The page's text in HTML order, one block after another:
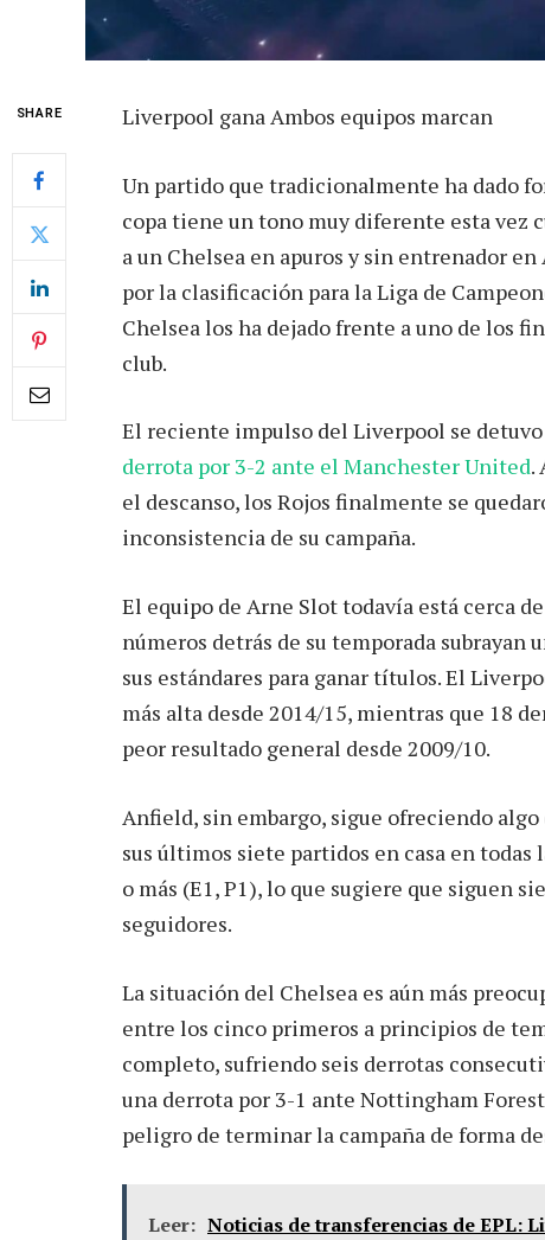
SHARE Liverpool gana Ambos equipos marcan
Un partido que tradicionalmente ha dado
copa tiene un tono muy diferente esta vez
a un Chelsea en apuros y sin entrenador
por la clasificación para la Liga de
Chelsea los ha dejado frente a uno de los
club.
El reciente impulso del Liverpool se
derrota por 3-2 ante el Manchester United.
el descanso, los Rojos finalmente se
inconsistencia de su campaña.
El equipo de Arne Slot todavía está cerca
números detrás de su temporada
sus estándares para ganar títulos. El
más alta desde 2014/15, mientras que 18
peor resultado general desde 2009/10.
Anfield, sin embargo, sigue ofreciendo
sus últimos siete partidos en casa en
o más (E1, P1), lo que sugiere que siguen
seguidores.
La situación del Chelsea es aún más
entre los cinco primeros a principios de
completo, sufriendo seis derrotas
una derrota por 3-1 ante Nottingham
peligro de terminar la campaña de forma
Leer: Noticias de transferencias de EPL: